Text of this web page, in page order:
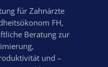
für Zahnärzte
FH,
Beratung zur
und –